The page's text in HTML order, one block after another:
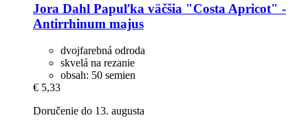
Jora Dahl Papuľka väčšia "Costa Apricot" -​
Antirrhinum majus
dvojfarebná odroda
skvelá na rezanie
obsah: 50 semien
€ 5,33
Doručenie do 13. augusta